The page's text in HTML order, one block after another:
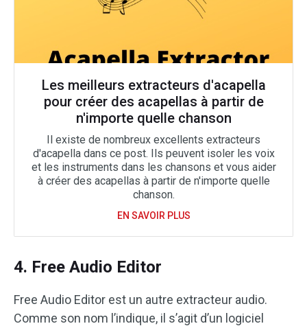
Les meilleurs extracteurs d'acapella
pour créer des acapellas à partir de
n'importe quelle chanson
Il existe de nombreux excellents extracteurs
d'acapella dans ce post. Ils peuvent isoler les voix
et les instruments dans les chansons et vous aider
à créer des acapellas à partir de n'importe quelle
chanson.
EN SAVOIR PLUS
4. Free Audio Editor
Free Audio Editor est un autre extracteur audio.
Comme son nom l’indique, il s’agit d’un logiciel